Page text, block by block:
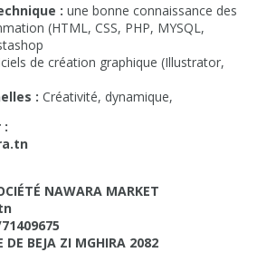
: une bonne connaissance des
(HTML, CSS, PHP, MYSQL,
de création graphique (Illustrator,
: Créativité, dynamique,
:
NAWARA MARKET
DE BEJA ZI MGHIRA 2082